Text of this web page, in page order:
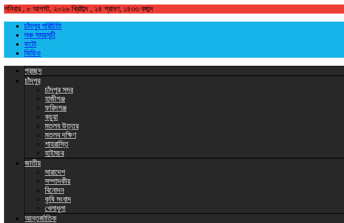
শনিবার , ৮ আগস্ট, ২০২৬ খ্রিষ্টাব্দ , ২৪ শ্রাবণ, ১৪৩৩ বঙ্গাব্দ
চাঁদপুর পরিচিতি
লঞ্চ সময়সূচী
ফটো
ভিডিও
প্রচ্ছদ
চাঁদপুর
চাঁদপুর সদর
হাজীগঞ্জ
ফরিদগঞ্জ
কচুয়া
মতলব উত্তর
মতলব দক্ষিণ
শাহরাস্তি
হাইমচর
জাতীয়
সারাদেশ
সম্পাদকীয়
বিনোদন
কৃষি সংবাদ
খেলাধুলা
আন্তর্জাতিক